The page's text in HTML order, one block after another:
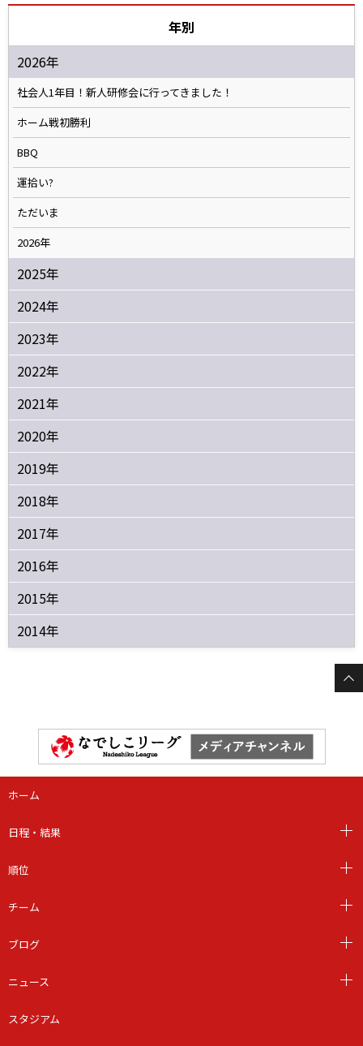
年別
2026年
社会人1年目！新人研修会に行ってきました！
ホーム戦初勝利
BBQ
運拾い?
ただいま
2026年
2025年
2024年
2023年
2022年
2021年
2020年
2019年
2018年
2017年
2016年
2015年
2014年
ホーム
日程・結果
順位
チーム
ブログ
ニュース
スタジアム